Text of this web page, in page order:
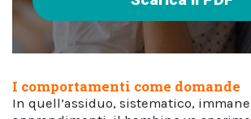
I comportamenti come domande
In quell’assiduo, sistematico,